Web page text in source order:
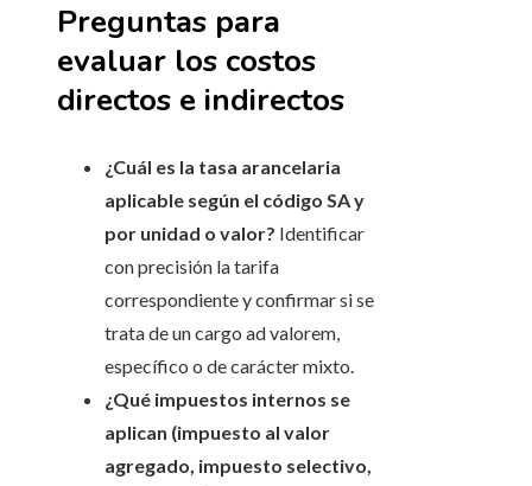
Preguntas para
evaluar los costos
directos e indirectos
¿Cuál es la tasa arancelaria
aplicable según el código SA y
por unidad o valor? Identificar
con precisión la tarifa
correspondiente y confirmar si se
trata de un cargo ad valorem,
específico o de carácter mixto.
¿Qué impuestos internos se
aplican (impuesto al valor
agregado, impuesto selectivo,